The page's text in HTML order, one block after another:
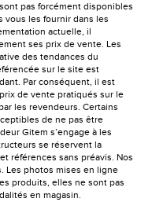
pas forcément disponibles
vous les fournir dans les
actuelle, il
ses prix de vente. Les
des tendances du
sur le site est
Par conséquent, il est
de vente pratiqués sur le
les revendeurs. Certains
de ne pas être
Gitem s’engage à les
se réservent la
références sans préavis. Nos
Les photos mises en ligne
produits, elles ne sont pas
en magasin.